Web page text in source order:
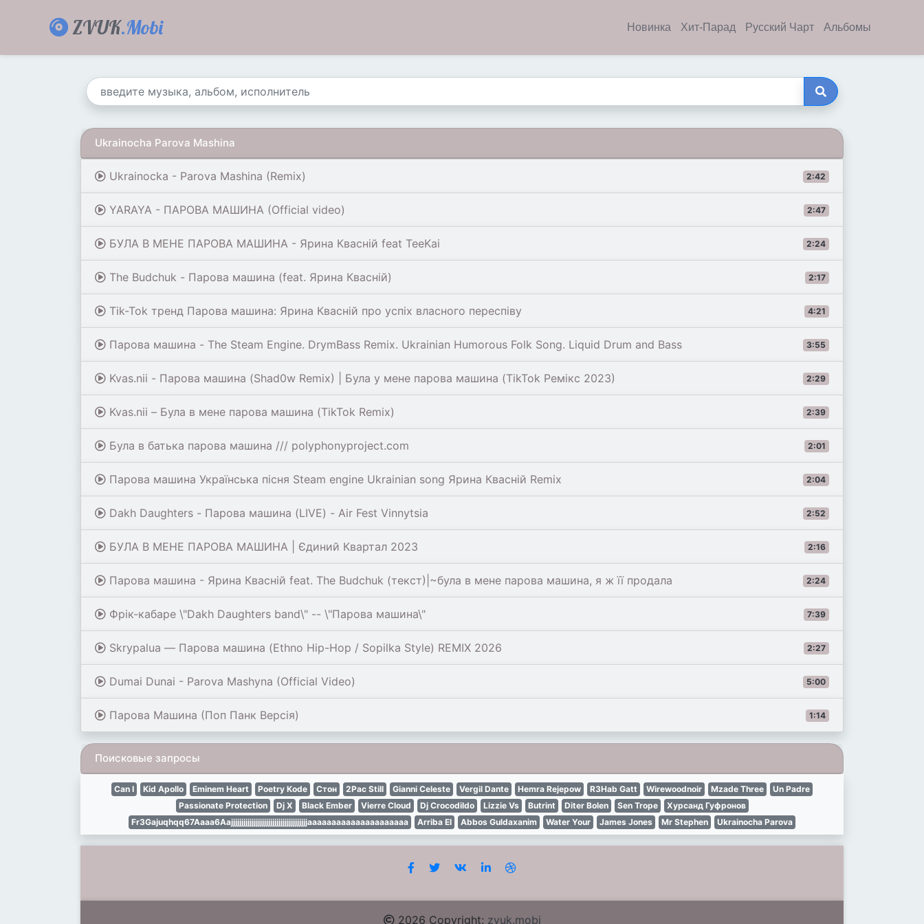
ZVUK.Mobi Новинка Хит-Парад Русский Чарт Альбомы
Ukrainocha Parova Mashina
2:42
Ukrainocka - Parova Mashina (Remix)
2:47
YARAYA - ПАРОВА МАШИНА (Official video)
2:24
БУЛА В МЕНЕ ПАРОВА МАШИНА - Ярина Квасній feat TeeKai
2:17
The Budchuk - Парова машина (feat. Ярина Квасній)
4:21
Tik-Tok тренд Парова машина: Ярина Квасній про успіх власного переспіву
3:55
Парова машина - The Steam Engine. DrymBass Remix. Ukrainian Humorous Folk Song. Liquid Drum and Bass
2:29
Kvas.nii - Парова машина (Shad0w Remix) | Була у мене парова машина (TikTok Ремікс 2023)
2:39
Kvas.nii – Була в мене парова машина (TikTok Remix)
2:01
Була в батька парова машина /// polyphonyproject.com
2:04
Парова машина Українська пісня Steam engine Ukrainian song Ярина Квасній Remix
2:52
Dakh Daughters - Парова машина (LIVE) - Air Fest Vinnytsia
2:16
БУЛА В МЕНЕ ПАРОВА МАШИНА | Єдиний Квартал 2023
2:24
Парова машина - Ярина Квасній feat. The Budchuk (текст)|~була в мене парова машина, я ж її продала
7:39
Фрік-кабаре \"Dakh Daughters band\" -- \"Парова машина\"
2:27
Skrypalua — Парова машина (Ethno Hip-Hop / Sopilka Style) REMIX 2026
5:00
Dumai Dunai - Parova Mashyna (Official Video)
1:14
Парова Машина (Поп Панк Версія)
Поисковые запросы
Can I Kid Apollo Eminem Heart Poetry Kode Стон 2Pac Still Gianni Celeste Vergil Dante Hemra Rejepow R3Hab Gatt Wirewoodnoir Mzade Three
Un Padre
Passionate Protection
Dj X Black Ember Vierre Cloud Dj Crocodildo Lizzie Vs Butrint Diter Bolen Sen Trope
Хурсанд Гуфронов
Fr3Gajuqhqq67Aaaa6Aajjjjjjjjjjjjjjjjjjjjjjjjjjjjjjjjjjjjjaaaaaaaaaaaaaaaaaaaaa
Arriba El Abbos Guldaxanim Water Your James Jones Mr Stephen Ukrainocha Parova
2026 Copyright: zvuk.mobi